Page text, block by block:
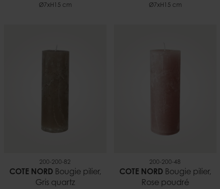
Ø7xH15 cm Ø7xH15 cm
200-200-82
COTE NORD Bougie pilier,
Gris quartz
200-200-48
COTE NORD Bougie pilier,
Rose poudré